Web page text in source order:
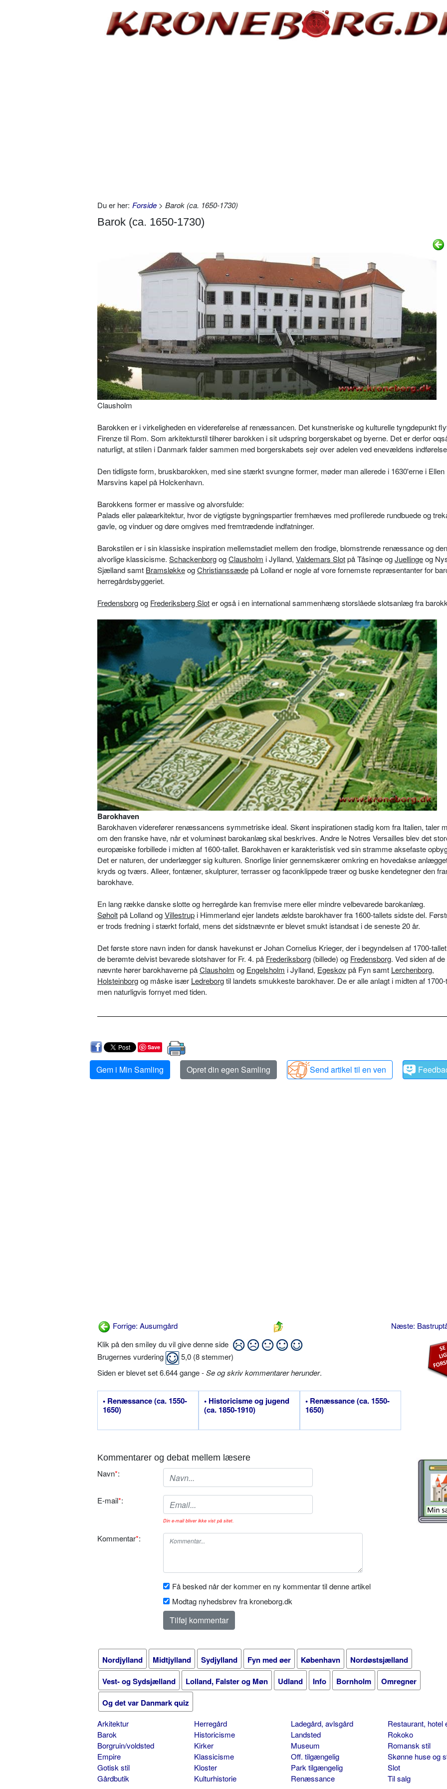
Du er her: Forside > Barok (ca. 1650-1730)
Barok (ca. 1650-1730)
Clausholm
Barokken er i virkeligheden en videreførelse af renæssancen. Det kunstneriske og kulturelle tyngdepunkt
Firenze til Rom. Som arkitekturstil tilhører barokken i sit udspring borgerskabet og byerne. Det er derfor
naturligt, at stilen i Danmark falder sammen med borgerskabets sejr over adelen ved enevældens
Den tidligste form, bruskbarokken, med sine stærkt svungne former, møder man allerede i 1630'erne i Ellen
Marsvins kapel på Holckenhavn.
Barokkens former er massive og alvorsfulde:
Palads eller palæarkitektur, hvor de vigtigste bygningspartier fremhæves med profilerede rundbuede og
gavle, og vinduer og døre omgives med fremtrædende indfatninger.
Barokstilen er i sin klassiske inspiration mellemstadiet mellem den frodige, blomstrende renæssance og
alvorlige klassicisme. SchackenborgogClausholm i Jylland, Valdemars Slotpå Tåsinqe ogJuellingeog
Sjælland samt BramsløkkeogChristianssædepå Lolland er nogle af vore fornemste repræsentanter for
herregårdsbyggeriet.
Fredensborgog Frederiksberg Sloter også i en international sammenhæng storslåede slotsanlæg fra
Barokhaven
Barokhaven viderefører renæssancens symmetriske ideal. Skønt inspirationen stadig kom fra Italien, taler
om den franske have, når et voluminøst barokanlæg skal beskrives. Andre le Notres Versailles blev det
europæiske forbillede i midten af 1600-tallet. Barokhaven er karakteristisk ved sin stramme aksefaste
Det er naturen, der underlægger sig kulturen. Snorlige linier gennemskærer omkring en hovedakse
kryds og tværs. Alleer, fontæner, skulpturer, terrasser og faconklippede træer og buske kendetegner den
barokhave.
En lang række danske slotte og herregårde kan fremvise mere eller mindre velbevarede barokanlæg.
Søholtpå Lolland ogVillestrupi Himmerland ejer landets ældste barokhaver fra 1600-tallets sidste del.
er trods fredning i stærkt forfald, mens det sidstnævnte er blevet smukt istandsat i de seneste 20 år.
Det første store navn inden for dansk havekunst er Johan Cornelius Krieger, der i begyndelsen af 1700-
de berømte delvist bevarede slotshaver for Fr. 4. på Frederiksborg (billede) og Fredensborg. Ved siden af
nævnte hører barokhaverne påClausholm og Engelsholm i Jylland, Egeskov på Fyn samt Lerchenborg,
Holsteinborgog måske især Ledreborgtil landets smukkeste barokhaver. De er alle anlagt i midten af 1700-
men naturligvis fornyet med tiden.
Save
Gem i Min Samling Opret din egen Samling Send artikel til en ven
Forrige: Ausumgård
Næste:
Klik på den smiley du vil give denne side
Brugernes vurdering
5,0 (8stemmer)
Siden er blevet set 6.644 gange -Se og skriv kommentarer herunder.
• Renæssance (ca. 1550-
1650)
• Historicisme og jugend
(ca. 1850-1910)
• Renæssance (ca. 1550-
1650)
Kommentarer og debat mellem læsere
Navn*:
E-mail*:
Din e-mail bliver ikke vist på sitet.
Kommentar*:
Få besked når der kommer en ny kommentar til denne artikel
Modtag nyhedsbrev fra kroneborg.dk
Nordjylland Midtjylland Sydjylland Fyn med øer København
Nordøstsjælland
Vest- og Sydsjælland
Lolland, Falster og Møn Udland Info Bornholm
Omregner
Og det var Danmark quiz
Arkitektur
Barok
Borgruin/voldsted
Empire
Gotisk stil
Gårdbutik
Herregård
Historicisme
Kirker
Klassicisme
Kloster
Kulturhistorie
Ladegård, avlsgård
Landsted
Museum
Off. tilgængelig
Park tilgængelig
Renæssance
Restaurant, hotel
Rokoko
Romansk stil
Skønne huse og
Slot
Til salg